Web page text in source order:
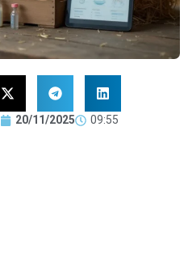
20/11/2025 09:55